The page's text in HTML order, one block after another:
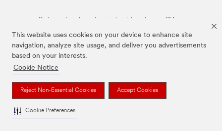
This website uses cookies on your device to enhance site
navigation, analyze site usage, and deliver you advertisements
based on your interests.
Cookie Notice
Reject Non-Essential Cookies Accept Cookies
Cookie Preferences
De bovenstaande merken zijn handelsmerken van 3M.we